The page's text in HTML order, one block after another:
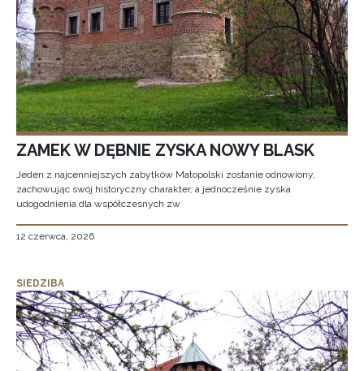
ZAMEK W DĘBNIE ZYSKA NOWY BLASK
Jeden z najcenniejszych zabytków Małopolski zostanie odnowiony,
zachowując swój historyczny charakter, a jednocześnie zyska
udogodnienia dla współczesnych zw
12 czerwca, 2026
SIEDZIBA